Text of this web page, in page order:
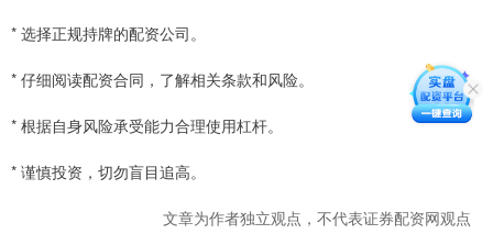
* 选择正规持牌的配资公司。
* 仔细阅读配资合同，了解相关条款和风险。
* 根据自身风险承受能力合理使用杠杆。
* 谨慎投资，切勿盲目追高。
文章为作者独立观点，不代表证券配资网观点